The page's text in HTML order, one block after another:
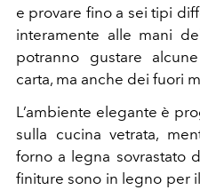
e provare fino a sei tipi
interamente alle mani
potranno gustare
carta, ma anche dei fuori
L’ambiente elegante è
sulla cucina vetrata,
forno a legna sovrastato
finiture sono in legno per